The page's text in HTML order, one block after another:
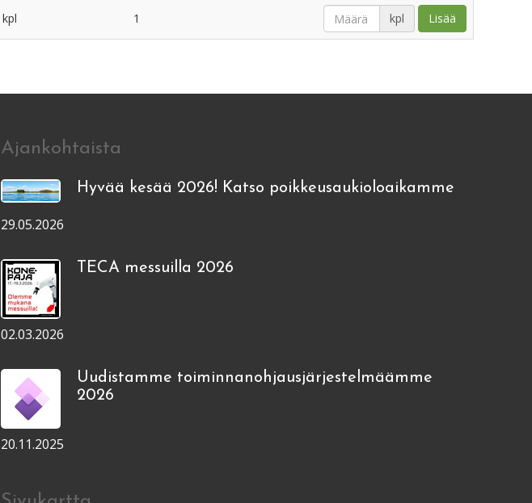
kpl 1 kpl Lisää
Ajankohtaista
Hyvää kesää 2026! Katso poikkeusaukioloaikamme
29.05.2026
TECA messuilla 2026
02.03.2026
Uudistamme toiminnanohjausjärjestelmäämme
2026
20.11.2025